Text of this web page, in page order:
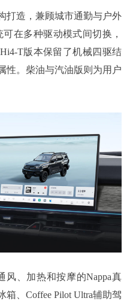
打造，兼顾城市通勤与户外
在多种驱动模式间切换，
T版本保留了机械四驱结
性。柴油与汽油版则为用户
风、加热和按摩的Nappa真
、Coffee Pilot Ultra辅助驾